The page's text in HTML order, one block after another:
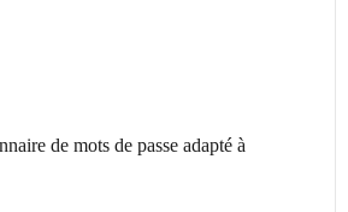
de mots de passe adapté à